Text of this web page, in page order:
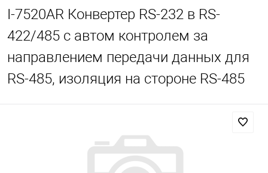
I-7520AR Конвертер RS-232 в RS-
422/485 с автом контролем за
направлением передачи данных для
RS-485, изоляция на стороне RS-485